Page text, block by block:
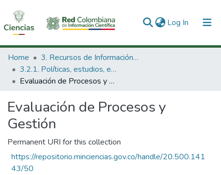
Log In (current)
Communities & Collections
All of DSpace
Home
3. Recursos de Información Científica y Tecnológica
3.2.1. Políticas, estudios, evaluaciones e indicadores de CTeI
Evaluación de Procesos y Gestión
Evaluación de Procesos y
Gestión
Permanent URI for this collection
https://repositorio.minciencias.gov.co/handle/20.500.141
43/50